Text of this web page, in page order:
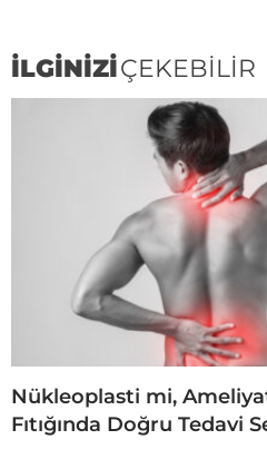
İLGİNİZİÇEKEBİLİR
Nükleoplasti mi,
Fıtığında Doğru Tedavi